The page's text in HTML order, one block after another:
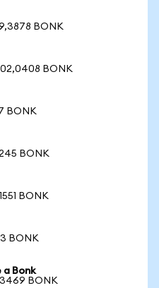
BONK
BONK
BONK
BONK
BONK
BONK
a Bonk
BONK